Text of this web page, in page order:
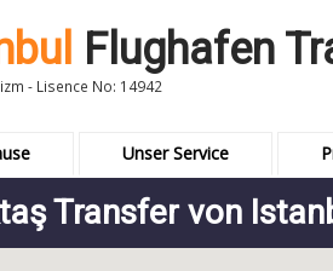
Flughafen
- Lisence No: 14942
Unser Service
Transfer von